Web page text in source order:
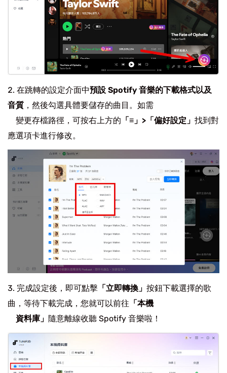
在跳轉的設定介面中預設 Spotify 音樂的下載格式以及
音質 ，然後勾選具體要儲存的曲目。如需
變更存檔路徑，可按右上方的 「≡」>「偏好設定」 找到對
應選項卡進行修改。
完成設定後，即可點擊 「立即轉換」 按鈕下載選擇的歌
曲，等待下載完成，您就可以前往 「本機
資料庫」 隨意離線收聽 Spotify 音樂啦！